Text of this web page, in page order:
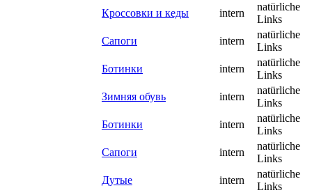
Кроссовки и кеды
intern
natürliche
Links
Сапоги
intern
natürliche
Links
Ботинки
intern
natürliche
Links
Зимняя обувь
intern
natürliche
Links
Ботинки
intern
natürliche
Links
Сапоги
intern
natürliche
Links
Дутые
intern
natürliche
Links